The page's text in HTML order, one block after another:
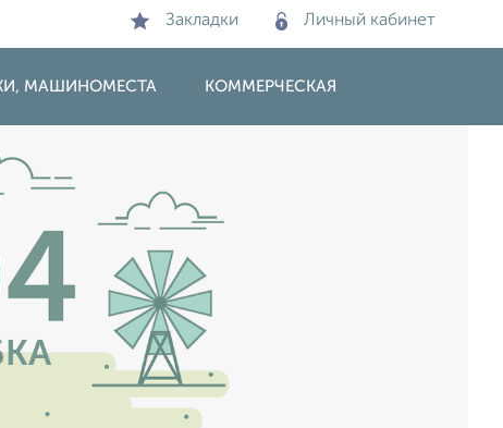
Закладки Личный кабинет
МАШИНОМЕСТА КОММЕРЧЕСКАЯ